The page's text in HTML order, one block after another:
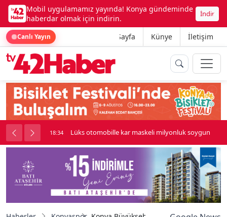
Mobil uygulamamız yayında! Konya gündeminde
haberdar olmak için indirin.
İndir
Canlı Yayın Ana Sayfa Künye İletişim
kavga çıktı 18:34 Lüks otomobille kar maskeli milyonluk soygun